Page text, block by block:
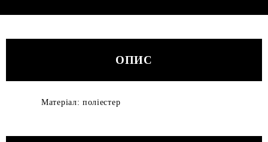
ОПИС
Матеріал: поліестер